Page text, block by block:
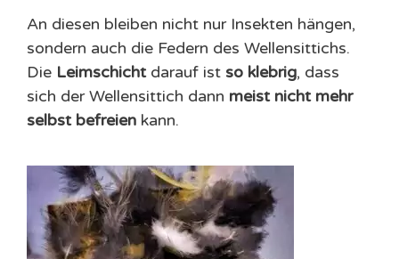
An diesen bleiben nicht nur Insekten hängen,
sondern auch die Federn des Wellensittichs.
Die Leimschichtdarauf ist so klebrig, dass
sich der Wellensittich dann meist nicht mehr
selbst befreien kann.